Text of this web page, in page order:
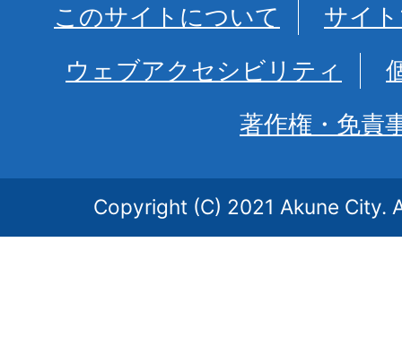
このサイトについて
サイ
ウェブアクセシビリティ
著作権・免責
Copyright (C) 2021 Akune City.